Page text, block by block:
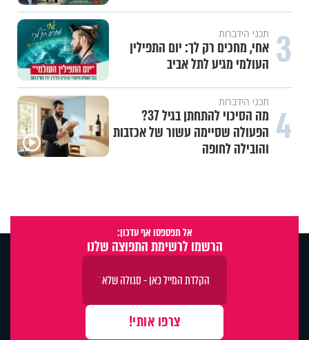
3 תכני הידברות
אחי, מחכים רק לך: יום התפילין
העולמי מגיע לתל אביב
4 תכני הידברות
מה הסיכוי להתחתן בגיל 37?
הפעולה שסיימה עשור של אכזבות
והובילה לחופה
אל תפספסו אף עדכון:
הרשמו לרשימת התפוצה שלנו